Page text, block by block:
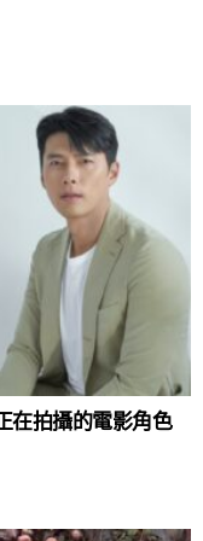
在拍攝的電影角色